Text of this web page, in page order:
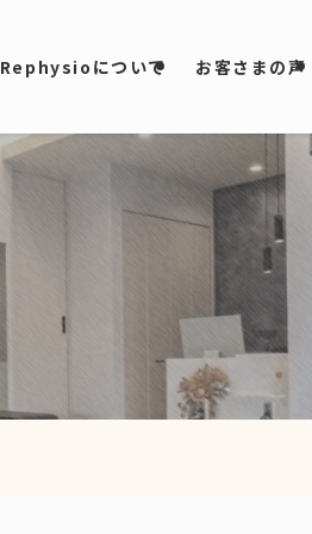
Rephysioについて お客さまの声